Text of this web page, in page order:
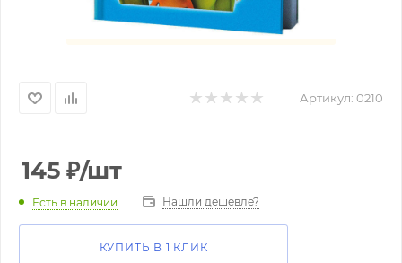
Артикул: 0210
145 ₽/шт
Есть в наличии Нашли дешевле?
КУПИТЬ В 1 КЛИК